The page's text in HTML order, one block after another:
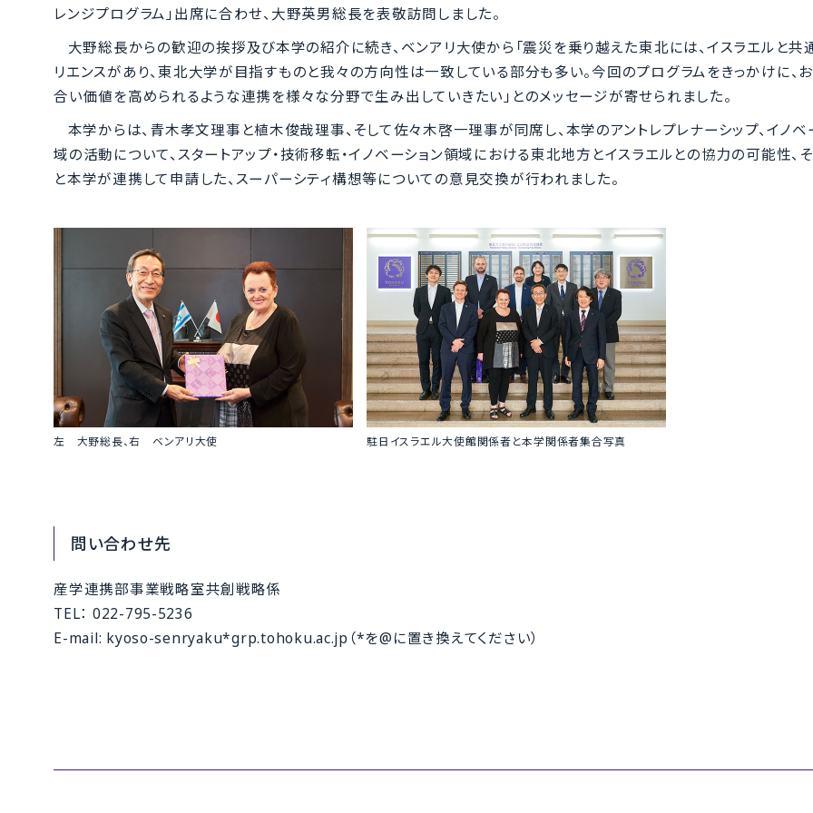
レンジプログラム」出席に合わせ、大野英男総長を表敬訪問しました。
大野総長からの歓迎の挨拶及び本学の紹介に続き、ベンアリ大使から「震災を乗り越えた東北には、イスラエルと共
リエンスがあり、東北大学が目指すものと我々の方向性は一致している部分も多い。今回のプログラムをきっかけに、
合い価値を高められるような連携を様々な分野で生み出していきたい」とのメッセージが寄せられました。
本学からは、青木孝文理事と植木俊哉理事、そして佐々木啓一理事が同席し、本学のアントレプレナーシップ、イノベ
域の活動について、スタートアップ・技術移転・イノベーション領域における東北地方とイスラエルとの協力の可能性、
と本学が連携して申請した、スーパーシティ構想等についての意見交換が行われました。
左 大野総長、右 ベンアリ大使 駐日イスラエル大使館関係者と本学関係者集合写真
問い合わせ先
産学連携部事業戦略室共創戦略係
TEL： 022-795-5236
E-mail: kyoso-senryaku*grp.tohoku.ac.jp（*を@に置き換えてください）